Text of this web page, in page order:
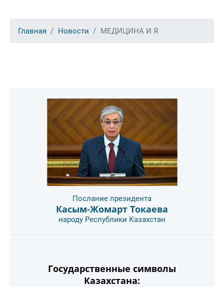
Главная Новости МЕДИЦИНА И Я
Послание президента
Касым-Жомарт Токаева
народу Республики Казахстан
Государственные символы
Казахстана: